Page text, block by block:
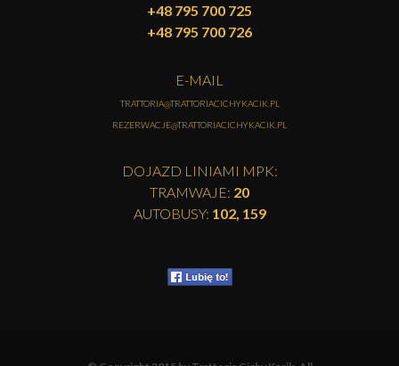
+48 795 700 725
+48 795 700 726
E-MAIL
TRATTORIA@TRATTORIACICHYKACIK.PL
REZERWACJE@TRATTORIACICHYKACIK.PL
DOJAZD LINIAMI MPK:
TRAMWAJE: 20
AUTOBUSY: 102, 159